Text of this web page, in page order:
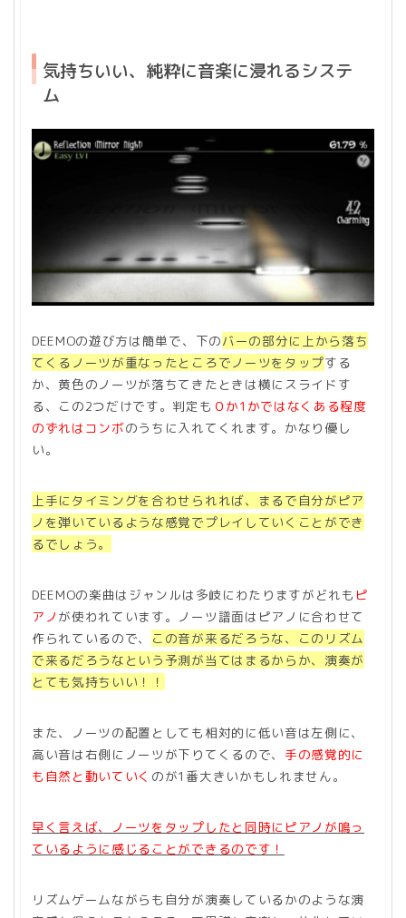
気持ちいい、純粋に音楽に浸れるシステ
ム
DEEMOの遊び方は簡単で、下のバーの部分に上から落ち
てくるノーツが重なったところでノーツをタップする
か、黄色のノーツが落ちてきたときは横にスライドす
る、この2つだけです。判定も ０か1かではなくある程度
のずれはコンボのうちに入れてくれます。かなり優し
い。
上手にタイミングを合わせられれば、まるで自分がピア
ノを弾いているような感覚でプレイしていくことができ
るでしょう。
DEEMOの楽曲はジャンルは多岐にわたりますがどれも ピ
アノ が使われています。ノーツ譜面はピアノに合わせて
作られているので、 この音が来るだろうな、このリズム
で来るだろうなという予測が当てはまるからか、演奏が
とても気持ちいい！！
また、ノーツの配置としても相対的に低い音は左側に、
高い音は右側にノーツが下りてくるので、 手の感覚的に
も自然と動いていく のが1番大きいかもしれません。
早く言えば、ノーツをタップしたと同時にピアノが鳴っ
ているように感じることができるのです！
リズムゲームながらも自分が演奏しているかのような演